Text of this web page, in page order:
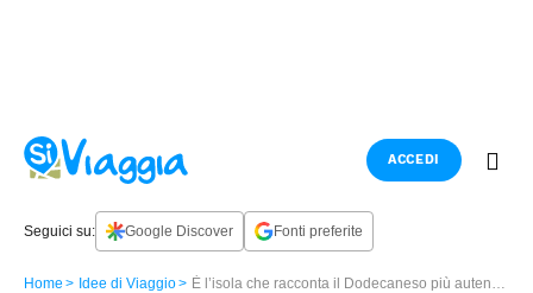
ACCEDI
Seguici su: Google Discover Fonti preferite
Home Idee di Viaggio È l’isola che racconta il Dodecaneso più autentico: viaggio a Kalymnos, perla dell’Egeo